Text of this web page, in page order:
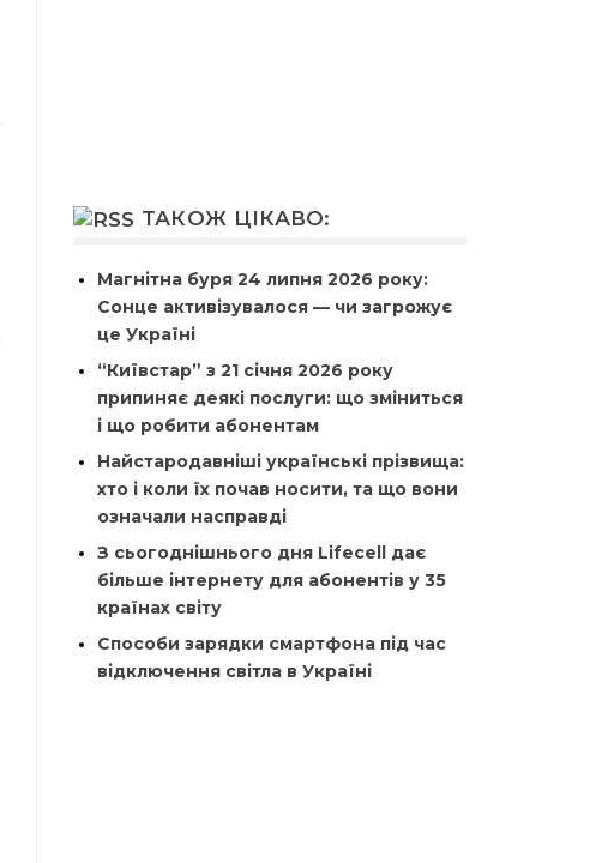
ТАКОЖ ЦІКАВО:
Магнітна буря 24 липня 2026 року:
Сонце активізувалося — чи загрожує
це Україні
“Київстар” з 21 січня 2026 року
припиняє деякі послуги: що зміниться
і що робити абонентам
Найстародавніші українські прізвища:
хто і коли їх почав носити, та що вони
означали насправді
З сьогоднішнього дня Lifecell дає
більше інтернету для абонентів у 35
країнах світу
Способи зарядки смартфона під час
відключення світла в Україні